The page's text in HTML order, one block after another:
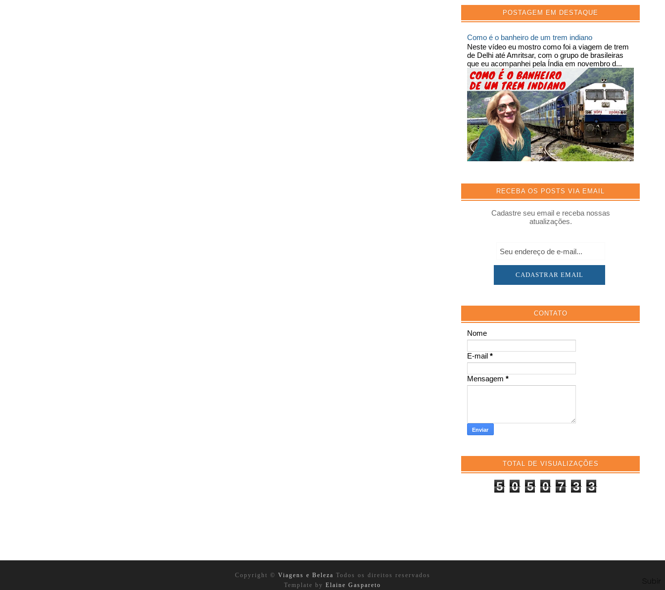
POSTAGEM EM DESTAQUE
Como é o banheiro de um trem indiano
Neste vídeo eu mostro como foi a viagem de trem
de Delhi até Amritsar, com o grupo de brasileiras
que eu acompanhei pela Índia em novembro d...
RECEBA OS POSTS VIA EMAIL
Cadastre seu email e receba nossas
atualizações.
CONTATO
Nome
E-mail *
Mensagem *
TOTAL DE VISUALIZAÇÕES
5 0 5 0 7 3 3
Copyright © Viagens e Beleza Todos os direitos reservados
Template by Elaine Gaspareto